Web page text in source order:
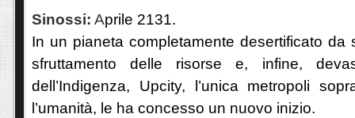
Sinossi: Aprile 2131.
In un pianeta completamente desertificato da
sfruttamento delle risorse e, infine,
dell’Indigenza, Upcity, l’unica metropoli
l’umanità, le ha concesso un nuovo inizio.